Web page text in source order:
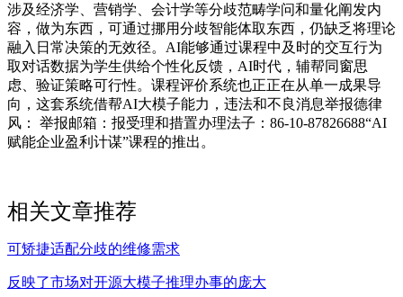
涉及经济学、营销学、会计学等分歧范畴学问和量化阐发内
容，做为东西，可通过挪用分歧智能体取东西，仍缺乏将理论
融入日常决策的无效径。AI能够通过课程中及时的交互行为
取对话数据为学生供给个性化反馈，AI时代，辅帮同窗思
虑、验证策略可行性。课程评价系统也正正在从单一成果导
向，这套系统借帮AI大模子能力，违法和不良消息举报德律
风： 举报邮箱：报受理和措置办理法子：86-10-87826688“AI
赋能企业盈利计谋”课程的推出。
相关文章推荐
可矫捷适配分歧的维修需求
反映了市场对开源大模子推理办事的庞大